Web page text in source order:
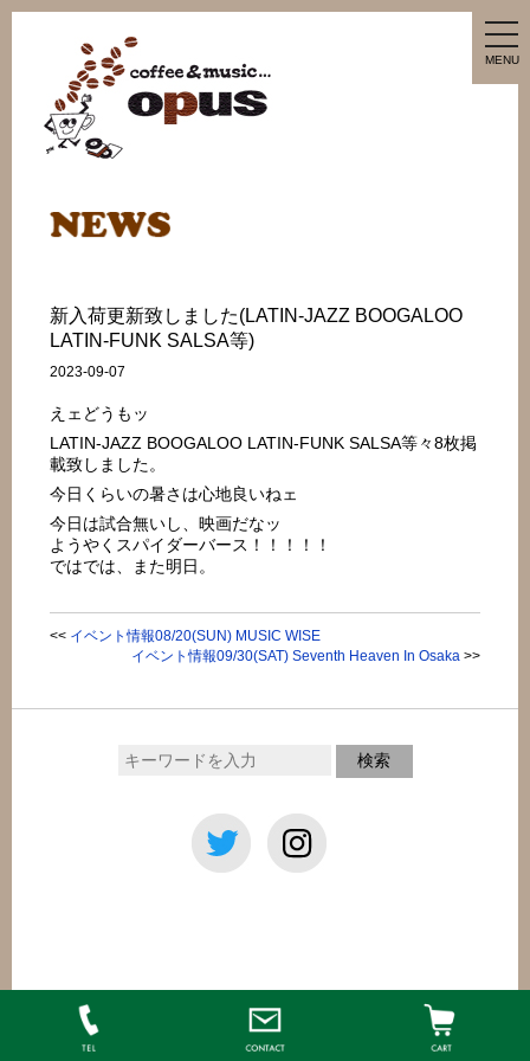
MENU
新入荷更新致しました(LATIN-JAZZ BOOGALOO
LATIN-FUNK SALSA等)
2023-09-07
えェどうもッ
LATIN-JAZZ BOOGALOO LATIN-FUNK SALSA等々8枚掲
載致しました。
今日くらいの暑さは心地良いねェ
今日は試合無いし、映画だなッ
ようやくスパイダーバース！！！！！
ではでは、また明日。
<< イベント情報08/20(SUN) MUSIC WISE
イベント情報09/30(SAT) Seventh Heaven In Osaka>>